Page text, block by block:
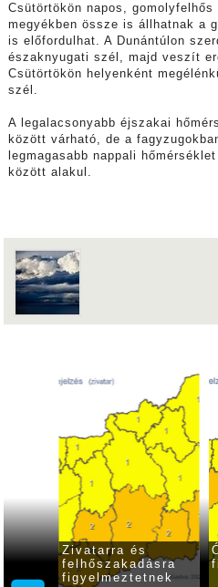
Csütörtökön napos,
megyékben össze is állhatnak a
is előfordulhat. A Dunántúlon
északnyugati szél, majd veszít
Csütörtökön helyenként
szél.
A legalacsonyabb éjszakai
között várható, de a
legmagasabb nappali
között alakul.
lesz a
Zivatarra és
felhőszakadásra
figyelmeztetnek